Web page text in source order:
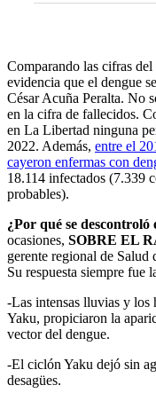
Comparando las cifras
evidencia que el dengue
César Acuña Peralta. No
en la cifra de fallecidos.
en La Libertad ninguna
2022. Además, entre el
cayeron enfermas con
18.114 infectados (7.339
probables).
¿Por qué se
ocasiones, SOBRE EL
gerente regional de
Su respuesta siempre fue
-Las intensas lluvias y los
Yaku, propiciaron la
vector del dengue.
-El ciclón Yaku dejó sin
desagües.